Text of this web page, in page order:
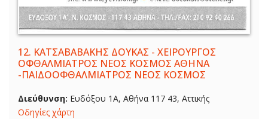
12. ΚΑΤΣΑΒΑΒΑΚΗΣ ΔΟΥΚΑΣ - ΧΕΙΡΟΥΡΓΟΣ
ΟΦΘΑΛΜΙΑΤΡΟΣ ΝΕΟΣ ΚΟΣΜΟΣ ΑΘΗΝΑ
-ΠΑΙΔΟΟΦΘΑΛΜΙΑΤΡΟΣ ΝΕΟΣ ΚΟΣΜΟΣ
Διεύθυνση: Ευδόξου 1Α, Αθήνα 117 43, Αττικής
Οδηγίες χάρτη